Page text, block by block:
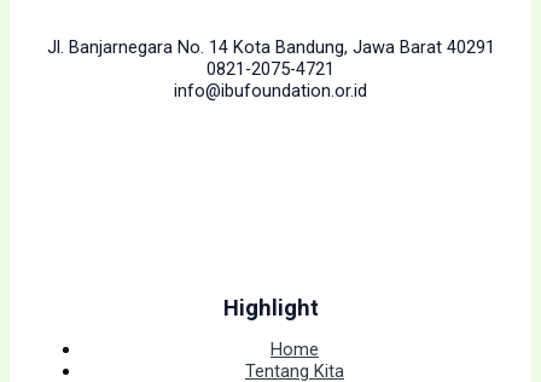
Jl. Banjarnegara No. 14 Kota Bandung, Jawa Barat 40291
0821-2075-4721
info@ibufoundation.or.id
Highlight
Home
Tentang Kita